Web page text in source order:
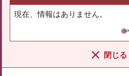
現在、情報はありません。
閉じる